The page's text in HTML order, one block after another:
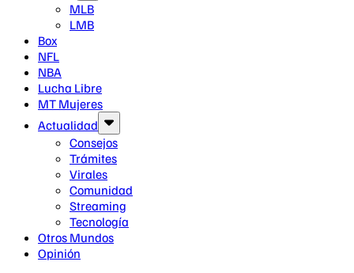
MLB
LMB
Box
NFL
NBA
Lucha Libre
MT Mujeres
Actualidad
Consejos
Trámites
Virales
Comunidad
Streaming
Tecnología
Otros Mundos
Opinión